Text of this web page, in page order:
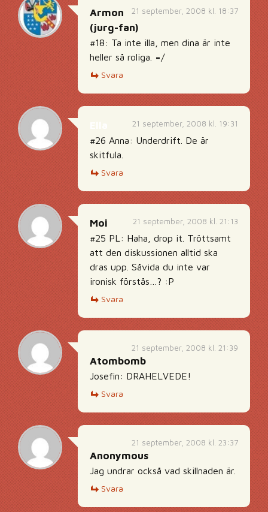
21 september, 2008 kl. 18:37
Armon
(jurg-fan)
#18: Ta inte illa, men dina är inte
heller så roliga. =/
Svara
21 september, 2008 kl. 19:31
#26 Anna: Underdrift. De är
skitfula.
Svara
21 september, 2008 kl. 21:13
Moi
#25 PL: Haha, drop it. Tröttsamt
att den diskussionen alltid ska
dras upp. Såvida du inte var
ironisk förstås…? :P
Svara
21 september, 2008 kl. 21:39
Atombomb
Josefin: DRAHELVEDE!
Svara
21 september, 2008 kl. 23:37
Anonymous
Jag undrar också vad skillnaden är.
Svara